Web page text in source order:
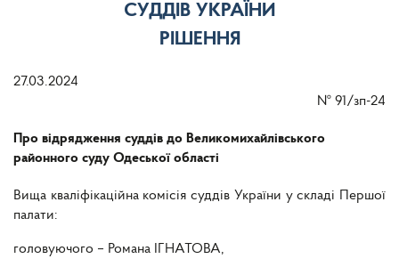
СУДДІВ УКРАЇНИ
РІШЕННЯ
27.03.2024
№ 91/зп-24
Про відрядження суддів до Великомихайлівського
районного суду Одеської області
Вища кваліфікаційна комісія суддів України у складі Першої
палати:
головуючого – Романа ІГНАТОВА,